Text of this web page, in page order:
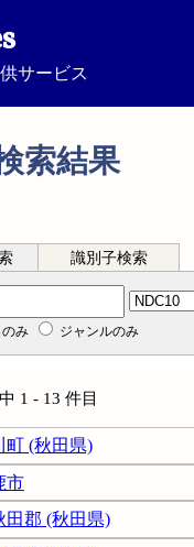
サービス
索結果
識別子検索
み ジャンルのみ
1 - 13 件目
町 (秋田県)
市
田郡 (秋田県)